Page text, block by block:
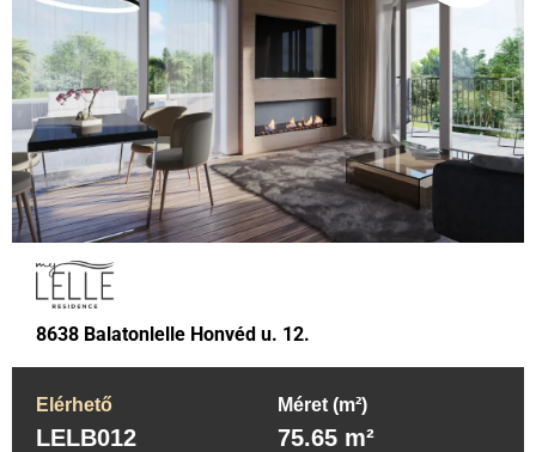
8638 Balatonlelle Honvéd u. 12.
Elérhető
LELB012
Méret (m²)
75.65 m²